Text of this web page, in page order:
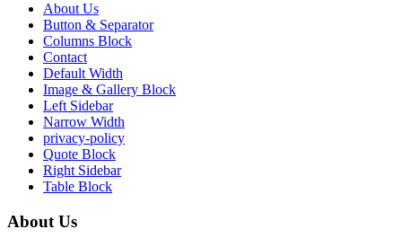
About Us
Button & Separator
Columns Block
Contact
Default Width
Image & Gallery Block
Left Sidebar
Narrow Width
privacy-policy
Quote Block
Right Sidebar
Table Block
About Us